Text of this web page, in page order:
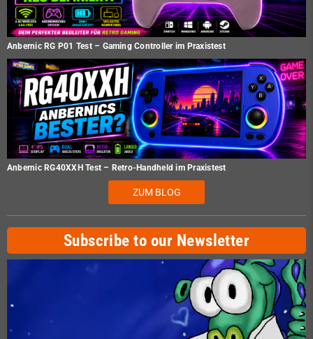
Anbernic RG P01 Test – Gaming Controller im Praxistest
Anbernic RG40XXH Test – Retro-Handheld im Praxistest
ZUM BLOG
Subscribe to our Newsletter